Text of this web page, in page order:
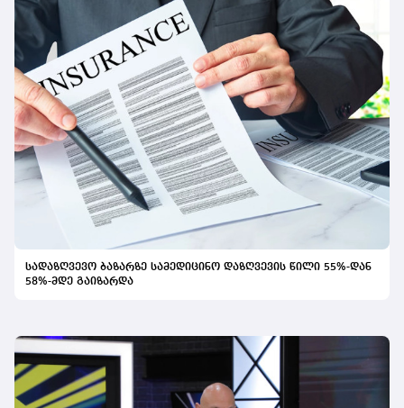
სადაზღვევო ბაზარზე სამედიცინო დაზღვევის წილი 55%-დან
58%-მდე გაიზარდა